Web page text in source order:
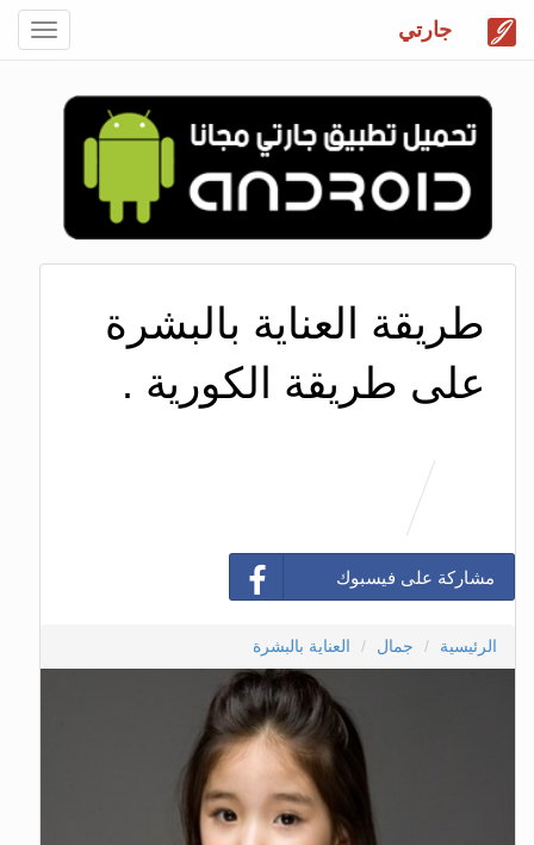
جارتي
طريقة العناية بالبشرة
على طريقة الكورية .
مشاركة على فيسبوك
الرئيسية جمال العناية بالبشرة